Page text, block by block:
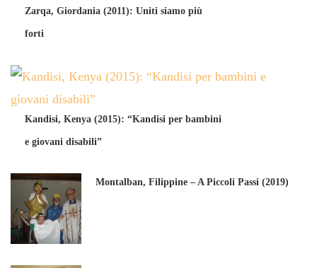
Zarqa, Giordania (2011): Uniti siamo più
forti
Kandisi, Kenya (2015): “Kandisi per bambini
e giovani disabili”
Montalban, Filippine – A Piccoli Passi (2019)